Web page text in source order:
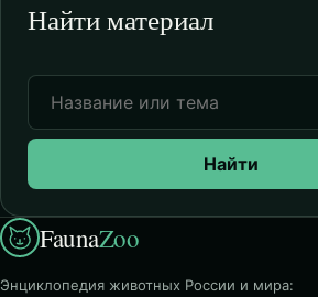
Найти материал
Найти
FaunaZoo
Энциклопедия животных России и мира: